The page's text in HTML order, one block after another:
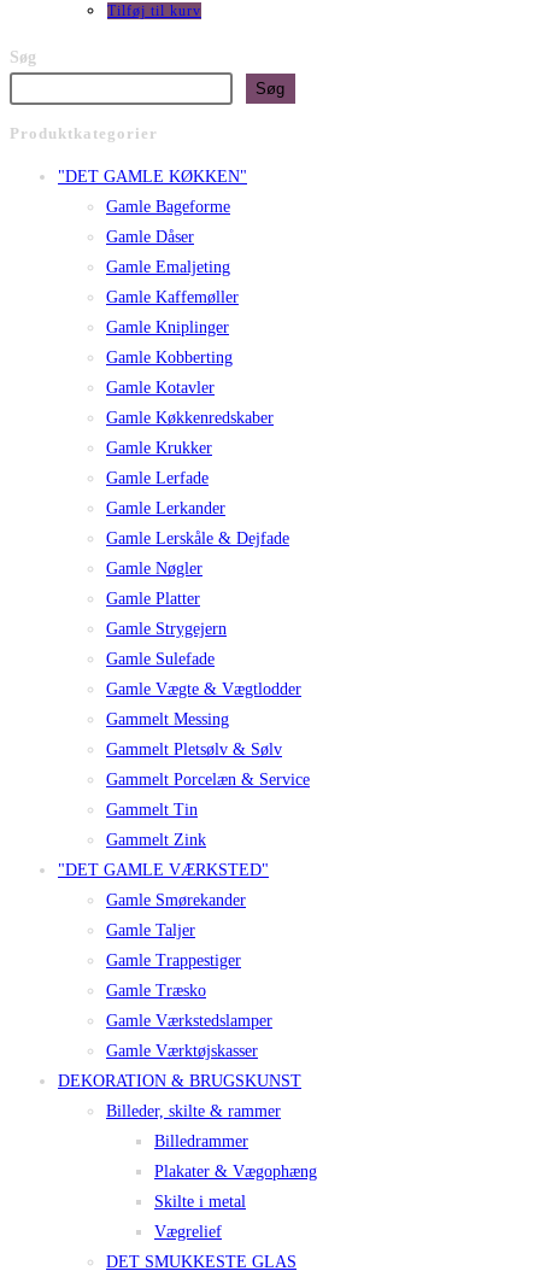
Tilføj til kurv
Søg
Søg
Produktkategorier
"DET GAMLE KØKKEN"
Gamle Bageforme
Gamle Dåser
Gamle Emaljeting
Gamle Kaffemøller
Gamle Kniplinger
Gamle Kobberting
Gamle Kotavler
Gamle Køkkenredskaber
Gamle Krukker
Gamle Lerfade
Gamle Lerkander
Gamle Lerskåle & Dejfade
Gamle Nøgler
Gamle Platter
Gamle Strygejern
Gamle Sulefade
Gamle Vægte & Vægtlodder
Gammelt Messing
Gammelt Pletsølv & Sølv
Gammelt Porcelæn & Service
Gammelt Tin
Gammelt Zink
"DET GAMLE VÆRKSTED"
Gamle Smørekander
Gamle Taljer
Gamle Trappestiger
Gamle Træsko
Gamle Værkstedslamper
Gamle Værktøjskasser
DEKORATION & BRUGSKUNST
Billeder, skilte & rammer
Billedrammer
Plakater & Vægophæng
Skilte i metal
Vægrelief
DET SMUKKESTE GLAS